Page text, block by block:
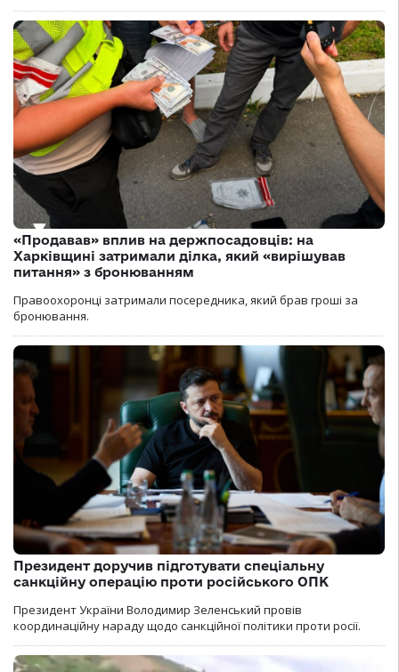
«Продавав» вплив на держпосадовців: на
Харківщині затримали ділка, який «вирішував
питання» з бронюванням
Правоохоронці затримали посередника, який брав гроші за
бронювання.
Президент доручив підготувати спеціальну
санкційну операцію проти російського ОПК
Президент України Володимир Зеленський провів
координаційну нараду щодо санкційної політики проти росії.